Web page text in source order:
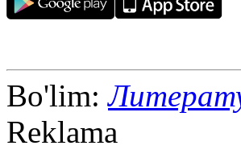
Bo'lim:
Reklama